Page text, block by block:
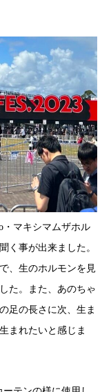
・マキシマムザホル
く事が出来ました。
、生のホルモンを見
た。また、あのちゃ
足の長さに次、生ま
まれたいと感じま